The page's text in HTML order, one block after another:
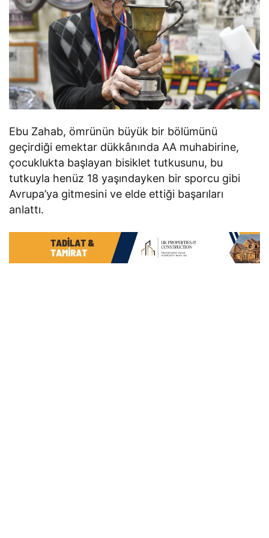
Ebu Zahab, ömrünün büyük bir bölümünü
geçirdiği emektar dükkânında AA muhabirine,
çocuklukta başlayan bisiklet tutkusunu, bu
tutkuyla henüz 18 yaşındayken bir sporcu gibi
Avrupa’ya gitmesini ve elde ettiği başarıları
anlattı.